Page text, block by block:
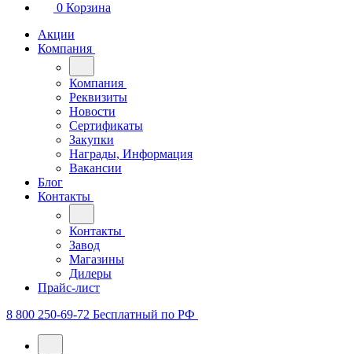
0 Корзина
Акции
Компания
Компания
Реквизиты
Новости
Сертификаты
Закупки
Награды, Информация
Вакансии
Блог
Контакты
Контакты
Завод
Магазины
Дилеры
Прайс-лист
8 800 250-69-72 Бесплатный по РФ